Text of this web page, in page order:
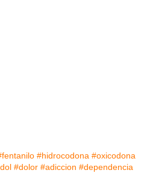
#hidrocodona #oxicodona
#dolor #adiccion #dependencia